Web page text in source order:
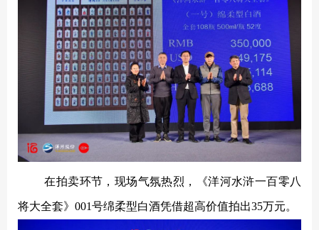
在拍卖环节，现场气氛热烈，《洋河水浒一百零八
将大全套》 001号绵柔型白酒凭借超高价值拍出35万元。